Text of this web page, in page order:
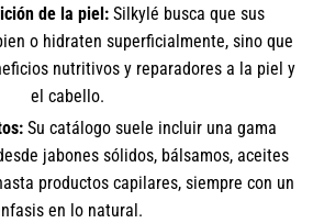
de la piel: Silkylé busca que sus
o hidraten superficialmente, sino que
nutritivos y reparadores a la piel y
el cabello.
Su catálogo suele incluir una gama
jabones sólidos, bálsamos, aceites
productos capilares, siempre con un
en lo natural.